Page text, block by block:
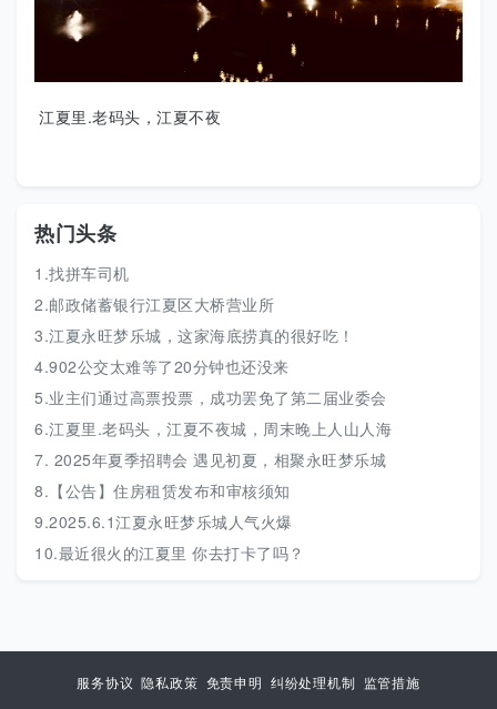
江夏里.老码头，江夏不夜
热门头条
1.找拼车司机
2.邮政储蓄银行江夏区大桥营业所
3.江夏永旺梦乐城，这家海底捞真的很好吃！
4.902公交太难等了20分钟也还没来
5.业主们通过高票投票，成功罢免了第二届业委会
6.江夏里.老码头，江夏不夜城，周末晚上人山人海
7. 2025年夏季招聘会 遇见初夏，相聚永旺梦乐城
8.【公告】住房租赁发布和审核须知
9.2025.6.1江夏永旺梦乐城人气火爆
10.最近很火的江夏里 你去打卡了吗？
服务协议 隐私政策 免责申明 纠纷处理机制 监管措施